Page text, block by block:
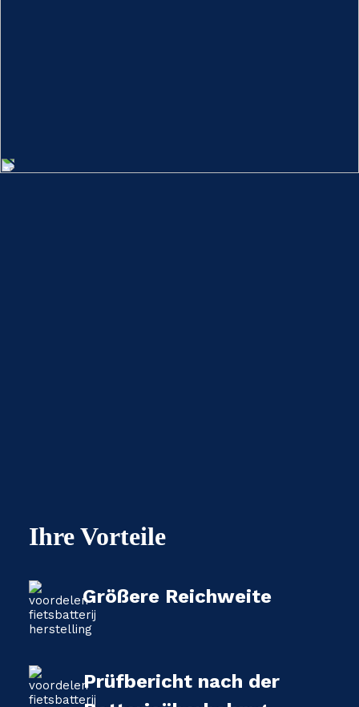
Ihre Vorteile
Größere Reichweite
Prüfbericht nach der